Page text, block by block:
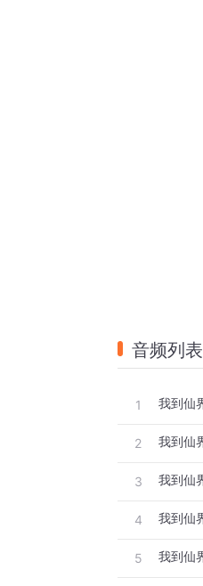
音频列表
1 我到仙
2 我到仙
3 我到仙
4 我到仙
5 我到仙